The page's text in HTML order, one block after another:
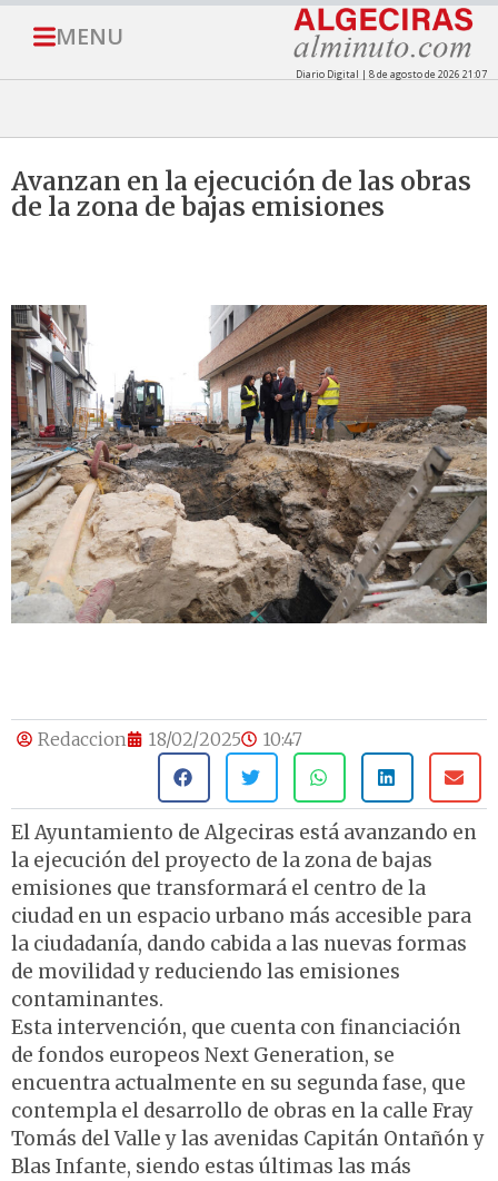
MENU
Diario Digital | 8 de agosto de 2026 21:07
Avanzan en la ejecución de las obras
de la zona de bajas emisiones
Redaccion 18/02/2025 10:47
El Ayuntamiento de Algeciras está avanzando en
la ejecución del proyecto de la zona de bajas
emisiones que transformará el centro de la
ciudad en un espacio urbano más accesible para
la ciudadanía, dando cabida a las nuevas formas
de movilidad y reduciendo las emisiones
contaminantes.
Esta intervención, que cuenta con financiación
de fondos europeos Next Generation, se
encuentra actualmente en su segunda fase, que
contempla el desarrollo de obras en la calle Fray
Tomás del Valle y las avenidas Capitán Ontañón y
Blas Infante, siendo estas últimas las más